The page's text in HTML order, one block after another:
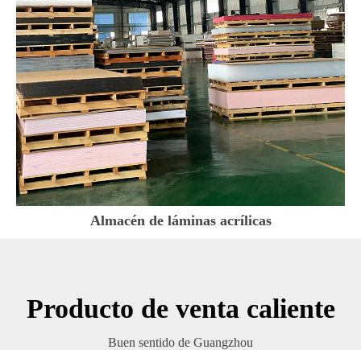
Almacén de láminas acrílicas
Producto de venta caliente
Buen sentido de Guangzhou